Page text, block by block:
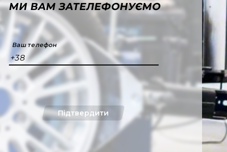
МИ ВАМ ЗАТЕЛЕФОНУЄМО
Ваш телефон
+38
Підтвердити